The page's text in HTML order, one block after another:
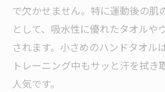
で欠かせません。特に運動後の肌
として、吸水性に優れたタオルや
されます。小さめのハンドタオル
トレーニング中もサッと汗を拭き
人気です。